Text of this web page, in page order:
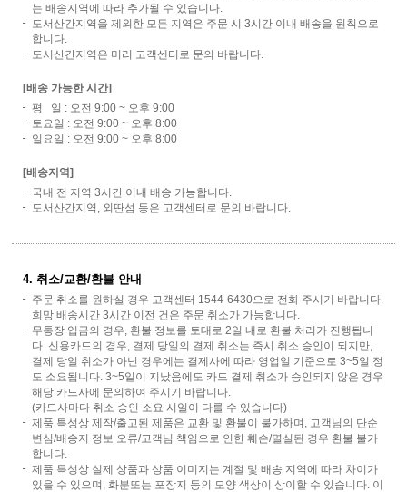
는 배송지역에 따라 추가될 수 있습니다.
도서산간지역을 제외한 모든 지역은 주문 시 3시간 이내 배송을 원칙으로
합니다.
도서산간지역은 미리 고객센터로 문의 바랍니다.
[배송 가능한 시간]
평 일 : 오전 9:00 ~ 오후 9:00
토요일 : 오전 9:00 ~ 오후 8:00
일요일 : 오전 9:00 ~ 오후 8:00
[배송지역]
국내 전 지역 3시간 이내 배송 가능합니다.
도서산간지역, 외딴섬 등은 고객센터로 문의 바랍니다.
4. 취소/교환/환불 안내
주문 취소를 원하실 경우 고객센터 1544-6430으로 전화 주시기 바랍니다.
희망 배송시간 3시간 이전 건은 주문 취소가 가능합니다.
무통장 입금의 경우, 환불 정보를 토대로 2일 내로 환불 처리가 진행됩니
다. 신용카드의 경우, 결제 당일의 결제 취소는 즉시 취소 승인이 되지만,
결제 당일 취소가 아닌 경우에는 결제사에 따라 영업일 기준으로 3~5일 정
도 소요됩니다. 3~5일이 지났음에도 카드 결제 취소가 승인되지 않은 경우
해당 카드사에 문의하여 주시기 바랍니다.
(카드사마다 취소 승인 소요 시일이 다를 수 있습니다)
제품 특성상 제작/출고된 제품은 교환 및 환불이 불가하며, 고객님의 단순
변심/배송지 정보 오류/고객님 책임으로 인한 훼손/멸실된 경우 환불 불가
합니다.
제품 특성상 실제 상품과 상품 이미지는 계절 및 배송 지역에 따라 차이가
있을 수 있으며, 화분또는 포장지 등의 모양 색상이 상이할 수 있습니다. 이